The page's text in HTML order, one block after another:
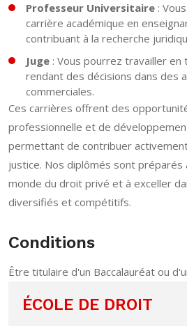
Professeur Universitaire :
carrière académique en
contribuant à la recherche
Juge : Vous pourrez travailler
rendant des décisions dans des
commerciales.
Ces carrières offrent des
professionnelle et de
permettant de contribuer
justice. Nos diplômés sont
monde du droit privé et à exceller
diversifiés et compétitifs.
Conditions
Être titulaire d'un Baccalauréat ou
ÉCOLE DE DROIT